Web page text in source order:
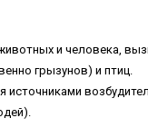
и человека,
грызунов) и птиц.